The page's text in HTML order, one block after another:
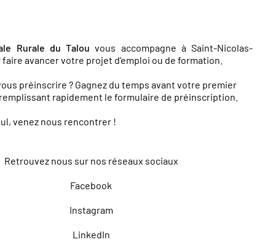
Rurale du Talou vous accompagne à Saint-Nicolas-
avancer votre projet d’emploi ou de formation.
préinscrire ? Gagnez du temps avant votre premier
rapidement le formulaire de préinscription
venez nous rencontrer !
Retrouvez nous sur nos réseaux sociaux
Facebook
Instagram
LinkedIn